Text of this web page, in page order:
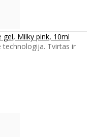
gel, Milky pink, 10ml
technologija. Tvirtas ir